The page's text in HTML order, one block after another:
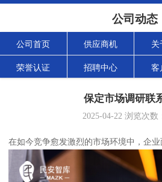
公司动态
公司首页 供应商机 关
荣誉认证 招聘中心 客
保定市场调研联
2025-04-22浏览次数
在如今竞争愈发激烈的市场环境中，企业